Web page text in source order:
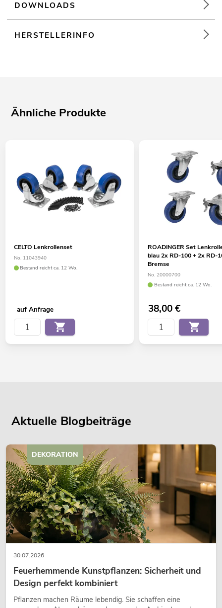
DOWNLOADS
HERSTELLERINFO
Ähnliche Produkte
CELTO Lenkrollenset
No. 11043940
Bestand reicht ca. 12 Wo.
auf Anfrage
ROADINGER Set
blau 2x RD-100 + 2x RD-
Bremse
No. 20000700
Bestand reicht ca. 12 Wo.
38,00€
Aktuelle Blogbeiträge
30.07.2026
Feuerhemmende Kunstpflanzen: Sicherheit und
Design perfekt kombiniert
Pflanzen machen Räume lebendig. Sie schaffen eine
DEKORATION